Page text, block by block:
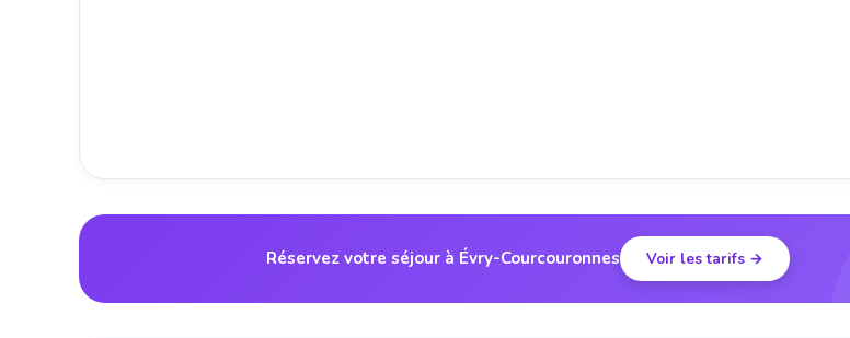
Réservez votre séjour à Évry-Courcouronnes Voir les tarifs →